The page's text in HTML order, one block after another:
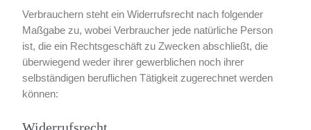
Verbrauchern steht ein Widerrufsrecht nach folgender
Maßgabe zu, wobei Verbraucher jede natürliche Person
ist, die ein Rechtsgeschäft zu Zwecken abschließt, die
überwiegend weder ihrer gewerblichen noch ihrer
selbständigen beruflichen Tätigkeit zugerechnet werden
können: